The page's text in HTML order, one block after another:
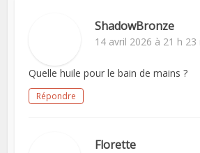
ShadowBronze
14 avril 2026 à 21 h 23
Quelle huile pour le bain de mains ?
Répondre
Florette